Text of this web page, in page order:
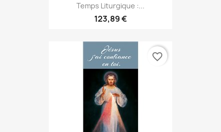
Temps Liturgique :...
123,89 €
favorite_border